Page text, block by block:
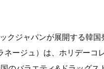
クジャパンが展開する韓
ネージュ）は、ホリデーコ